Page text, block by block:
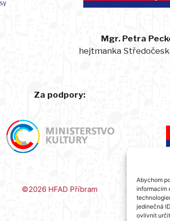
Abychom
informacím
jedinečná
ovlivnit
Mgr. Petra
hejtmanka
Za podpory:
©2026 HFAD Příbram